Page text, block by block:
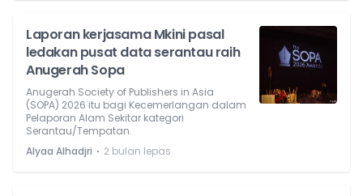
Laporan kerjasama Mkini pasal
ledakan pusat data serantau raih
Anugerah Sopa
Anugerah Society of Publishers in Asia
(SOPA) 2026 itu bagi Kecemerlangan dalam
Pelaporan Alam Sekitar kategori
Serantau/Tempatan.
Alyaa Alhadjri ⋅ 2 bulan lepas